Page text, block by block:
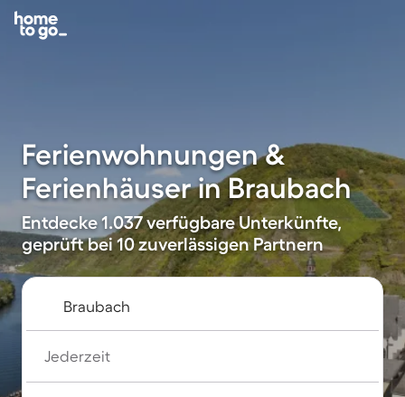
Ferienwohnungen &
Ferienhäuser in Braubach
Entdecke 1.037 verfügbare Unterkünfte,
geprüft bei 10 zuverlässigen Partnern
Jederzeit